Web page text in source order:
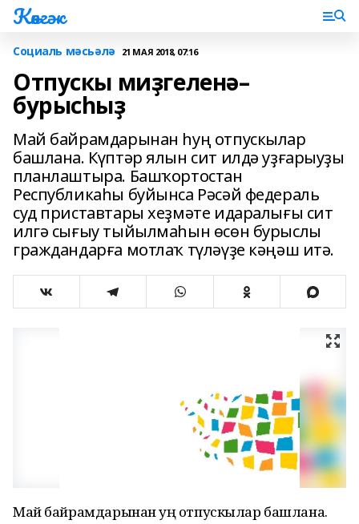
Көнгәк
Социаль мәсьәлә 21 МАЯ 2018, 07:16
Отпускы миҙгеленә–
бурысһыҙ
Май байрамдарынан һуң отпускылар
башлана. Күптәр ялын сит илдә уҙғарыуҙы
планлаштыра. Башҡортостан
Республикаһы буйынса Рәсәй федераль
суд приставтары хеҙмәте идаралығы сит
илгә сығыу тыйылмаһын өсөн бурыслы
граждандарға мотлаҡ түләүҙе кәңәш итә.
Май байрамдарынан һуң отпускылар башлана.